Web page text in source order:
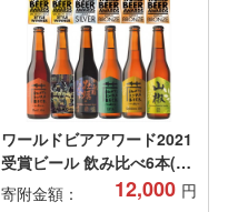
ワールドビアアワード2021
受賞ビール 飲み比べ6本(ビ
ール5種、ノンアルビール1
寄附金額： 12,000 円